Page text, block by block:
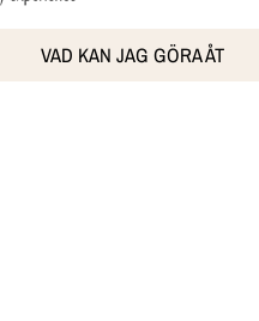
VAD KAN JAG GÖRA ÅT